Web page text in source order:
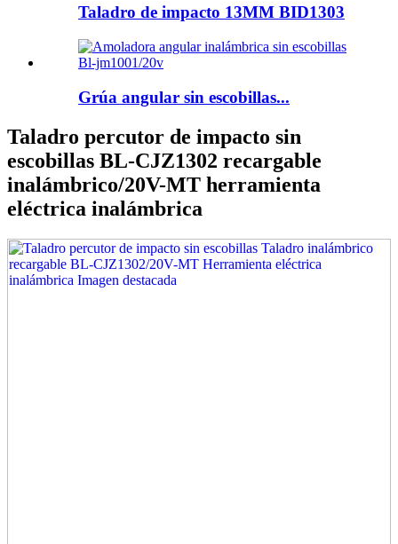
Taladro de impacto 13MM BID1303
Grúa angular sin escobillas...
Taladro percutor de impacto sin
escobillas BL-CJZ1302 recargable
inalámbrico/20V-MT herramienta
eléctrica inalámbrica